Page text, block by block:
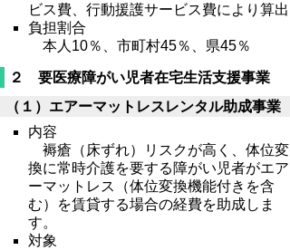
ビス費、行動援護サービス費により算出
負担割合
本人10％、市町村45％、県45％
２ 要医療障がい児者在宅生活支援事業
（１）エアーマットレスレンタル助成事業
内容
褥瘡（床ずれ）リスクが高く、体位変
換に常時介護を要する障がい児者がエア
ーマットレス（体位変換機能付きを含
む）を賃貸する場合の経費を助成しま
す。
対象